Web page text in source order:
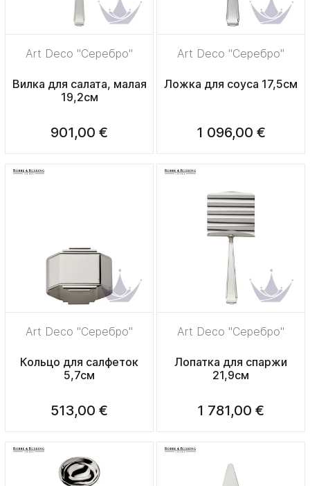
Art Deco "Серебро"
Вилка для салата, малая
19,2см
901,00 €
Art Deco "Серебро"
Ложка для соуса 17,5см
1 096,00 €
Art Deco "Серебро"
Кольцо для салфеток
5,7см
513,00 €
Art Deco "Серебро"
Лопатка для спаржи
21,9см
1 781,00 €